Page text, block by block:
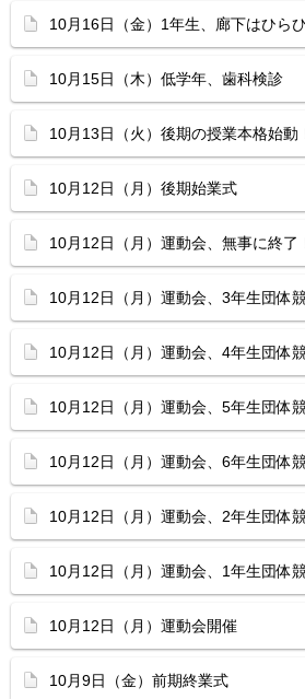
10月16日（金）1年生、廊下はひら
10月15日（木）低学年、歯科検診
10月13日（火）後期の授業本格始動
10月12日（月）後期始業式
10月12日（月）運動会、無事に終了
10月12日（月）運動会、3年生団体
10月12日（月）運動会、4年生団体
10月12日（月）運動会、5年生団体
10月12日（月）運動会、6年生団体
10月12日（月）運動会、2年生団体
10月12日（月）運動会、1年生団体
10月12日（月）運動会開催
10月9日（金）前期終業式